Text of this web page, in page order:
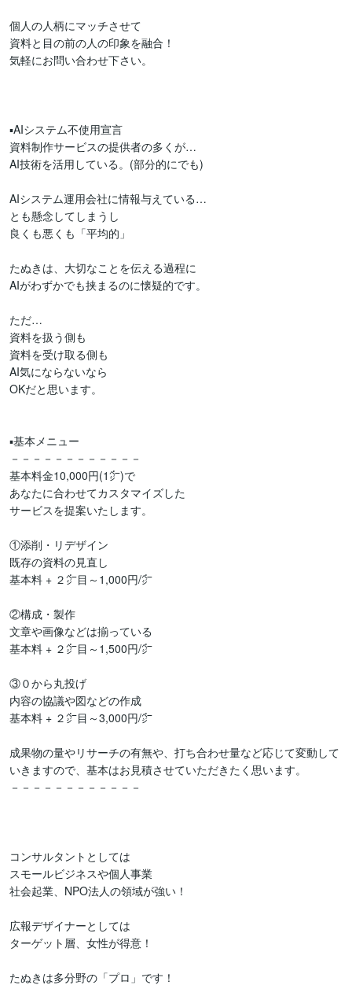
個人の人柄にマッチさせて
資料と目の前の人の印象を融合！
気軽にお問い合わせ下さい。
▪AIシステム不使用宣言
資料制作サービスの提供者の多くが…
AI技術を活用している。(部分的にでも)
AIシステム運用会社に情報与えている…
とも懸念してしまうし
良くも悪くも「平均的」
たぬきは、大切なことを伝える過程に
AIがわずかでも挟まるのに懐疑的です。
ただ…
資料を扱う側も
資料を受け取る側も
AI気にならないなら
OKだと思います。
▪基本メニュー
－－－－－－－－－－－－
基本料金10,000円(1㌻)で
あなたに合わせてカスタマイズした
サービスを提案いたします。
①添削・リデザイン
既存の資料の見直し
基本料 + ２㌻目～1,000円/㌻
②構成・製作
文章や画像などは揃っている
基本料 + ２㌻目～1,500円/㌻
③０から丸投げ
内容の協議や図などの作成
基本料 + ２㌻目～3,000円/㌻
成果物の量やリサーチの有無や、打ち合わせ量など応じて変動して
いきますので、基本はお見積させていただきたく思います。
－－－－－－－－－－－－
コンサルタントとしては
スモールビジネスや個人事業
社会起業、NPO法人の領域が強い！
広報デザイナーとしては
ターゲット層、女性が得意！
たぬきは多分野の「プロ」です！